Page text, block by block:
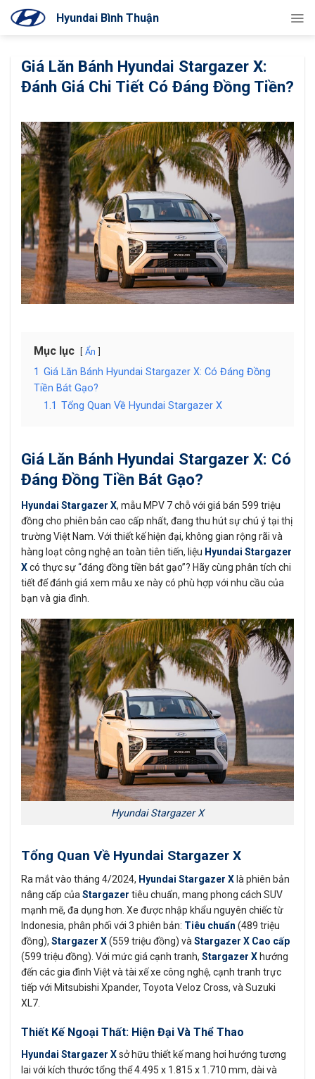
qua
dung
Hyundai Bình Thuận
Giá Lăn Bánh Hyundai Stargazer X:
Đánh Giá Chi Tiết Có Đáng Đồng Tiền?
Mục lục Ẩn
1 Giá Lăn Bánh Hyundai Stargazer X: Có Đáng Đồng
Tiền Bát Gạo?
1.1 Tổng Quan Về Hyundai Stargazer X
Giá Lăn Bánh Hyundai Stargazer X: Có
Đáng Đồng Tiền Bát Gạo?
Hyundai Stargazer X, mẫu MPV 7 chỗ với giá bán 599 triệu
đồng cho phiên bản cao cấp nhất, đang thu hút sự chú ý tại thị
trường Việt Nam. Với thiết kế hiện đại, không gian rộng rãi và
hàng loạt công nghệ an toàn tiên tiến, liệu Hyundai Stargazer
Xcó thực sự “đáng đồng tiền bát gạo”? Hãy cùng phân tích chi
tiết để đánh giá xem mẫu xe này có phù hợp với nhu cầu của
bạn và gia đình.
Hyundai Stargazer X
Tổng Quan Về Hyundai Stargazer X
Ra mắt vào tháng 4/2024, Hyundai Stargazer X là phiên bản
nâng cấp của Stargazer tiêu chuẩn, mang phong cách SUV
mạnh mẽ, đa dụng hơn. Xe được nhập khẩu nguyên chiếc từ
Indonesia, phân phối với 3 phiên bản: Tiêu chuẩn (489 triệu
đồng), Stargazer X(559 triệu đồng) và Stargazer X Cao cấp
(599 triệu đồng). Với mức giá cạnh tranh, Stargazer X hướng
đến các gia đình Việt và tài xế xe công nghệ, cạnh tranh trực
tiếp với Mitsubishi Xpander, Toyota Veloz Cross, và Suzuki
XL7.
Thiết Kế Ngoại Thất: Hiện Đại Và Thể Thao
Hyundai Stargazer Xsở hữu thiết kế mang hơi hướng tương
lai với kích thước tổng thể 4.495 x 1.815 x 1.710 mm, dài và